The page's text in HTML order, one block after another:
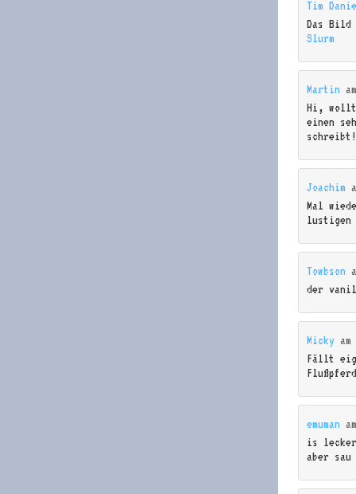
Tim
Das
Slurm
Martin
Hi,
einen
Joachim
Mal
lustigen
Towbson
der
Micky am
Fällt
emuman
is
aber